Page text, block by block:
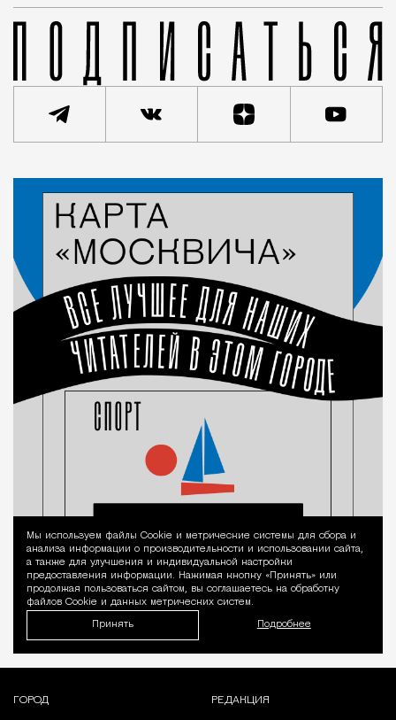
Уведомление
Мы используем файлы Сookie и метрические системы для сбора и
анализа информации о производительности и использовании сайта,
а также для улучшения и индивидуальной настройки
предоставления информации. Нажимая кнопку «Принять» или
продолжая пользоваться сайтом, вы соглашаетесь на обработку
файлов Cookie и данных метрических систем.
Принять Подробнее
ГОРОД РЕДАКЦИЯ